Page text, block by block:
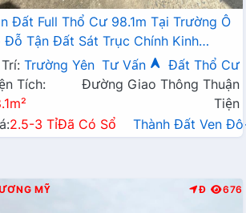
Đất Full Thổ Cư 98.1m Tại Trường Ô
Đỗ Tận Đất Sát Trục Chính Kinh
Giá Chỉ Hơn 2 Tỷ
Trường Yên Tư Vấn
Đất Thổ Cư
Tích:
Đường Giao Thông Thuận
Tiện
2.5-3 TỉĐã Có Sổ Thành Đất Ven
MỸ Đ 676